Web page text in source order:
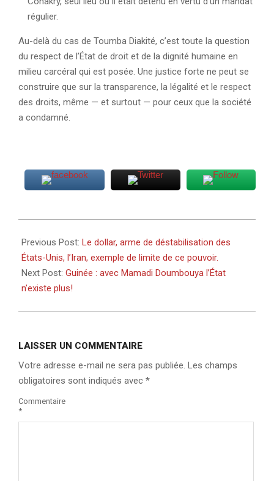
régulier.
Au-delà du cas de Toumba Diakité, c’est toute la question
du respect de l’État de droit et de la dignité humaine en
milieu carcéral qui est posée. Une justice forte ne peut se
construire que sur la transparence, la légalité et le respect
des droits, même — et surtout — pour ceux que la société
a condamné.
02-
10
Previous Post: Le dollar, arme de déstabilisation des
États-Unis, l’Iran, exemple de limite de ce pouvoir.
Next Post: Guinée : avec Mamadi Doumbouya l’État
n’existe plus!
LAISSER UN COMMENTAIRE
Votre adresse e-mail ne sera pas publiée. Les champs
obligatoires sont indiqués avec *
Commentaire
*